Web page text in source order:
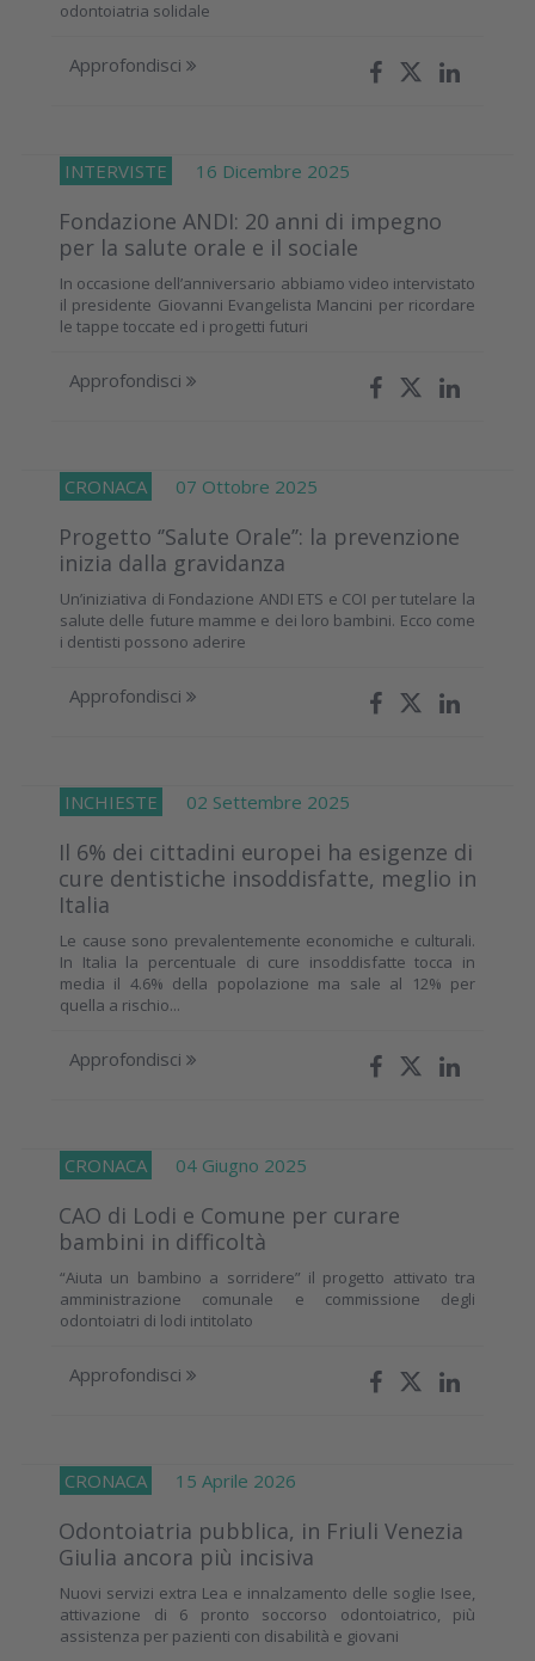
odontoiatria solidale
Approfondisci
INTERVISTE 16 Dicembre 2025
Fondazione ANDI: 20 anni di impegno
per la salute orale e il sociale
In occasione dell’anniversario abbiamo video intervistato
il presidente Giovanni Evangelista Mancini per ricordare
le tappe toccate ed i progetti futuri
Approfondisci
CRONACA 07 Ottobre 2025
Progetto ‘’Salute Orale’’: la prevenzione
inizia dalla gravidanza
Un’iniziativa di Fondazione ANDI ETS e COI per tutelare la
salute delle future mamme e dei loro bambini. Ecco come
i dentisti possono aderire
Approfondisci
INCHIESTE 02 Settembre 2025
Il 6% dei cittadini europei ha esigenze di
cure dentistiche insoddisfatte, meglio in
Italia
Le cause sono prevalentemente economiche e culturali.
In Italia la percentuale di cure insoddisfatte tocca in
media il 4.6% della popolazione ma sale al 12% per
quella a rischio...
Approfondisci
CRONACA 04 Giugno 2025
CAO di Lodi e Comune per curare
bambini in difficoltà
“Aiuta un bambino a sorridere” il progetto attivato tra
amministrazione comunale e commissione degli
odontoiatri di lodi intitolato
Approfondisci
CRONACA 15 Aprile 2026
Odontoiatria pubblica, in Friuli Venezia
Giulia ancora più incisiva
Nuovi servizi extra Lea e innalzamento delle soglie Isee,
attivazione di 6 pronto soccorso odontoiatrico, più
assistenza per pazienti con disabilità e giovani